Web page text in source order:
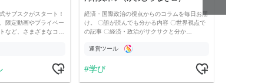
サブスクがスタート！
限定動画やプライベー
など、さまざまなコ…
経済・国際政治の視点からのコラムを毎日お届
け。 〇誰が読んでも分かる内容 〇世界視点で
の記事 〇経済・政治がサクサクと分か…
運営ツール
学び